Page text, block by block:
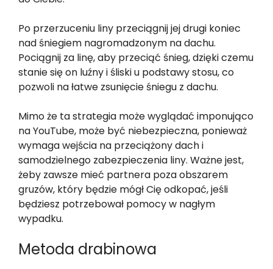
Po przerzuceniu liny przeciągnij jej drugi koniec
nad śniegiem nagromadzonym na dachu.
Pociągnij za linę, aby przeciąć śnieg, dzięki czemu
stanie się on luźny i śliski u podstawy stosu, co
pozwoli na łatwe zsunięcie śniegu z dachu.
Mimo że ta strategia może wyglądać imponująco
na YouTube, może być niebezpieczna, ponieważ
wymaga wejścia na przeciążony dach i
samodzielnego zabezpieczenia liny. Ważne jest,
żeby zawsze mieć partnera poza obszarem
gruzów, który będzie mógł Cię odkopać, jeśli
będziesz potrzebował pomocy w nagłym
wypadku.
Metoda drabinowa